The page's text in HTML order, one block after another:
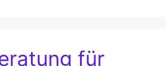
für